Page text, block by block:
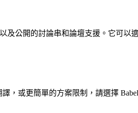
公開的討論串和論壇支援。它可以
，或更簡單的方案限制，請選擇